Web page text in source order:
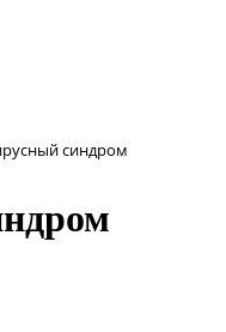
синдром